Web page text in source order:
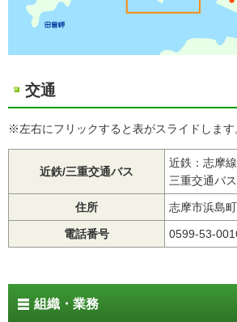
交通
※左右にフリックすると表がスライドします
近鉄/三重交通バス
近鉄：志摩
三重交通バ
住所 志摩市浜島
電話番号 0599-53-
組織・業務